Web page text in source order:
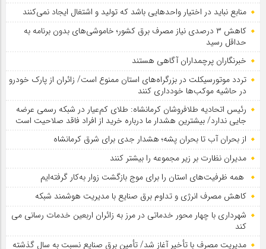
منابع نباید در اختیار واحدهایی باشد که تولید و اشتغال ایجاد نمی‌کنند
کاهش ۳ درصدی نیاز مصرف برق کشور؛ خاموشی‌های بدون برنامه به
حداقل رسید
خبرنگاران پرچمداران آگاهی هستند
تردد موتورسیکلت در بزرگراه‌های استان ممنوع است/ زائران از پارک خودرو
در حاشیه موکب‌ها خودداری کنند
رئیس اتحادیه طلافروشان کرمانشاه: طلای کم‌عیار در شبکه رسمی عرضه
جایی ندارد/ بیشترین هشدار ما درباره خرید از افراد فاقد صلاحیت است
از بحران آب تا بحران پشه؛ هشدار جدی برای شرق کرمانشاه
مدیران نظارت بر زیر مجموعه را بیشتر کنند
همه ظرفیت‌های استان را برای موج بازگشت زوار به‌کار گرفته‌ایم
کاهش مصرف انرژی و تداوم برق صنایع با مدیریت هوشمند شبکه
شهرداری با چهار محور خدماتی در مرز به زائران اربعین خدمات رسانی می
کند
مدیریت مصرف با تأخیر آغاز شد/ تأمین برق صنایع نسبت به سال گذشته